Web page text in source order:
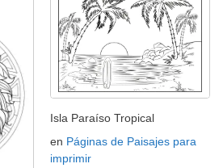
Isla Paraíso Tropical
en Páginas de Paisajes para
imprimir